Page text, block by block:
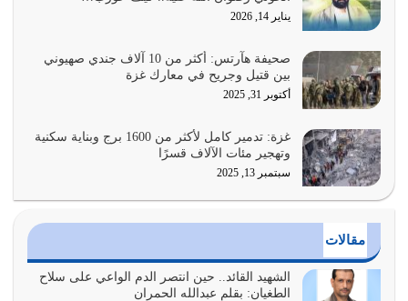
هل نحن من الصالحين؟ قيِّم نفسك هنا اترك القرآن على أصله
وأعرض نفسك، وأعرض ما لديك على…
يوليو 27, 2026
عندما يكون عدوك هو عدو الله معناه أن تكون نقاط الضعف
فيه كثيرة وسينصرك الله عليه إذا…
يوليو 26, 2026
أراد الله لهذه الأمة ان تكون خير امة أخرجت للناس بالنهوض
الدين الذي شرعه الله لا يجوز أن يخضع لآرائنا وأهوائنا
واجتهاداتنا لأننا سنختلف ونتفرق
يوليو 24, 2026
يناير 14, 2026
صحيفة هآرتس: أكثر من 10 آلاف جندي صهيوني
بين قتيل وجريح في معارك غزة
أكتوبر 31, 2025
غزة: تدمير كامل لأكثر من 1600 برج وبناية سكنية
وتهجير مئات الآلاف قسرًا
سبتمبر 13, 2025
مقالات
الشهيد القائد.. حين انتصر الدم الواعي على سلاح
الطغيان: بقلم عبدالله الحمران